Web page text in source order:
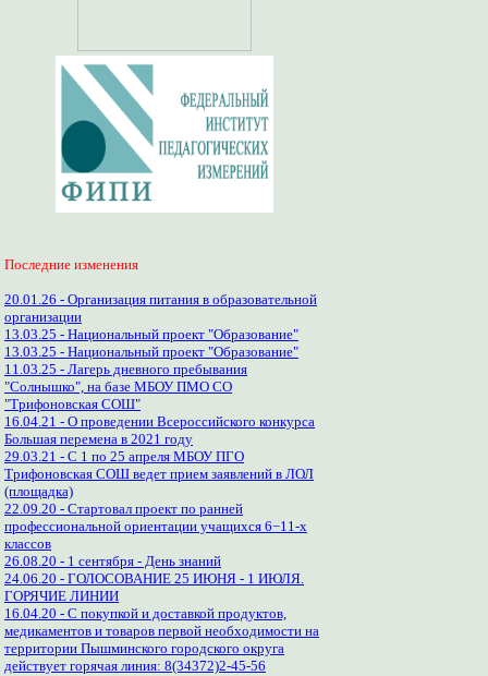
Последние изменения
20.01.26 - Организация питания в образовательной
организации
13.03.25 - Национальный проект "Образование"
13.03.25 - Национальный проект "Образование"
11.03.25 - Лагерь дневного пребывания
"Солнышко", на базе МБОУ ПМО СО
"Трифоновская СОШ"
16.04.21 - О проведении Всероссийского конкурса
Большая перемена в 2021 году
29.03.21 - С 1 по 25 апреля МБОУ ПГО
Трифоновская СОШ ведет прием заявлений в ЛОЛ
(площадка)
22.09.20 - Стартовал проект по ранней
профессиональной ориентации учащихся 6−11-х
классов
26.08.20 - 1 сентября - День знаний
24.06.20 - ГОЛОСОВАНИЕ 25 ИЮНЯ - 1 ИЮЛЯ.
ГОРЯЧИЕ ЛИНИИ
16.04.20 - С покупкой и доставкой продуктов,
медикаментов и товаров первой необходимости на
территории Пышминского городского округа
действует горячая линия: 8(34372)2-45-56